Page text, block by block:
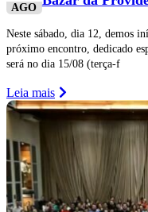
AGO
Neste sábado, dia 12, demos
próximo encontro, dedicado
será no dia 15/08 (terça-f
Leia mais